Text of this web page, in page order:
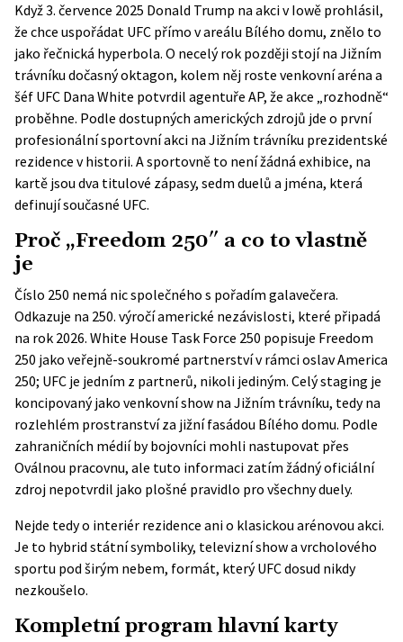
Když 3. července 2025 Donald Trump na akci v Iowě prohlásil,
že chce uspořádat UFC přímo v areálu Bílého domu, znělo to
jako řečnická hyperbola. O necelý rok později stojí na Jižním
trávníku dočasný oktagon, kolem něj roste venkovní aréna a
šéf UFC Dana White potvrdil agentuře AP, že akce „rozhodně“
proběhne. Podle dostupných amerických zdrojů jde o první
profesionální sportovní akci na Jižním trávníku prezidentské
rezidence v historii. A sportovně to není žádná exhibice, na
kartě jsou dva titulové zápasy, sedm duelů a jména, která
definují současné UFC.
Proč „Freedom 250″ a co to vlastně
je
Číslo 250 nemá nic společného s pořadím galavečera.
Odkazuje na 250. výročí americké nezávislosti, které připadá
na rok 2026. White House Task Force 250 popisuje Freedom
250 jako veřejně-soukromé partnerství v rámci oslav America
250; UFC je jedním z partnerů, nikoli jediným. Celý staging je
koncipovaný jako venkovní show na Jižním trávníku, tedy na
rozlehlém prostranství za jižní fasádou Bílého domu. Podle
zahraničních médií by bojovníci mohli nastupovat přes
Oválnou pracovnu, ale tuto informaci zatím žádný oficiální
zdroj nepotvrdil jako plošné pravidlo pro všechny duely.
Nejde tedy o interiér rezidence ani o klasickou arénovou akci.
Je to hybrid státní symboliky, televizní show a vrcholového
sportu pod širým nebem, formát, který UFC dosud nikdy
nezkoušelo.
Kompletní program hlavní karty